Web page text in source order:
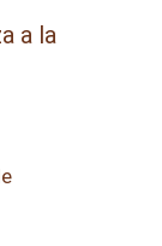
a la